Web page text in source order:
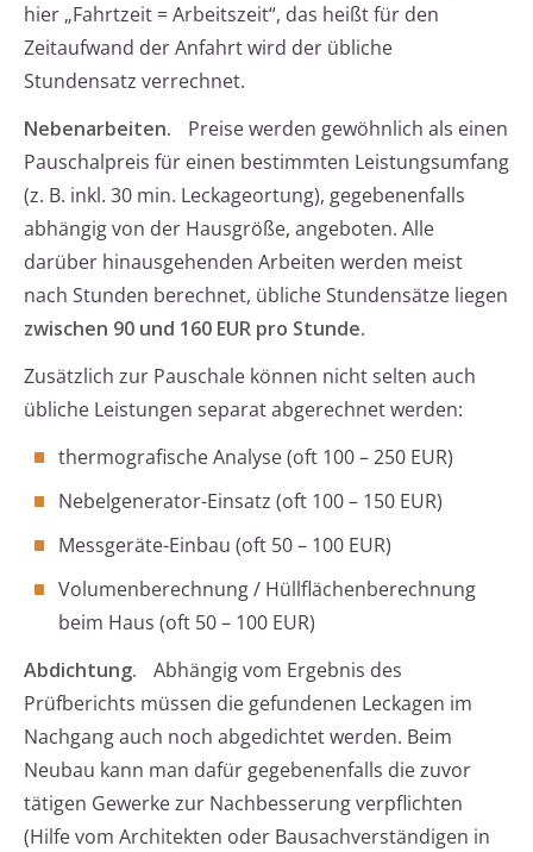
hier „Fahrtzeit = Arbeitszeit“, das heißt für den
Zeitaufwand der Anfahrt wird der übliche
Stundensatz verrechnet.
Nebenarbeiten.
Preise werden gewöhnlich als einen
Pauschalpreis für einen bestimmten Leistungsumfang
(z. B. inkl. 30 min. Leckageortung), gegebenenfalls
abhängig von der Hausgröße, angeboten. Alle
darüber hinausgehenden Arbeiten werden meist
nach Stunden berechnet, übliche Stundensätze liegen
zwischen 90 und 160 EUR pro Stunde.
Zusätzlich zur Pauschale können nicht selten auch
übliche Leistungen separat abgerechnet werden:
thermografische Analyse (oft 100 – 250 EUR)
Nebelgenerator-Einsatz (oft 100 – 150 EUR)
Messgeräte-Einbau (oft 50 – 100 EUR)
Volumenberechnung / Hüllflächenberechnung
beim Haus (oft 50 – 100 EUR)
Abdichtung.
Abhängig vom Ergebnis des
Prüfberichts müssen die gefundenen Leckagen im
Nachgang auch noch abgedichtet werden. Beim
Neubau kann man dafür gegebenenfalls die zuvor
tätigen Gewerke zur Nachbesserung verpflichten
(Hilfe vom Architekten oder Bausachverständigen in